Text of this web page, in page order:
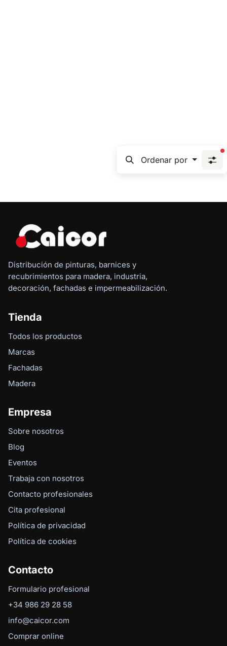
Ordenar por
Distribución de pinturas, barnices y
recubrimientos para madera, industria,
decoración, fachadas e impermeabilización.
Tienda
Todos los productos
Marcas
Fachadas
Madera
Empresa
Sobre nosotros
Blog
Eventos
Trabaja con nosotros
Contacto profesionales
Cita profesional
Política de privacidad
Política de cookies
Contacto
Formulario profesional
+34 986 29 28 58
info@caicor.com
Comprar online